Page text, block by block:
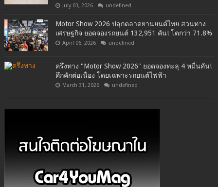
July 03, 2026 undefined
Motor Show 2026 ปลุกตลาดยานยนต์ไทย สวนทาง
เศรษฐกิจ ยอดจองรถยนต์ 132,951 คัน! โตกว่า 71.8%
April 06, 2026 undefined
ครึ่งทาง "Motor Show 2026" ยอดจองทะลุ 4 หมื่นคัน!
คึกคักต่อเนื่อง โดยเฉพาะรถยนต์ไฟฟ้า
March 31, 2026 undefined